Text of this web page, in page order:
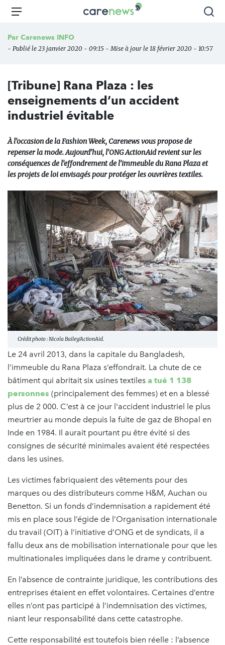
Aller
principal
Carenews,
des
l'engagement
Menu
Par Carenews INFO
- Publié le 23 janvier 2020 - 09:15 - Mise à jour le 18 février 2020 - 10:57
[Tribune] Rana Plaza : les
enseignements d’un accident
industriel évitable
À l’occasion de la Fashion Week, Carenews vous propose de
repenser la mode. Aujourd’hui, l’ONG ActionAid revient sur les
conséquences de l’effondrement de l’immeuble du Rana Plaza et
les projets de loi envisagés pour protéger les ouvrières textiles.
Crédit photo : Nicola Bailey/ActionAid.
Le 24 avril 2013, dans la capitale du Bangladesh,
l’immeuble du Rana Plaza s’effondrait. La chute de ce
bâtiment qui abritait six usines textiles a tué 1 138
personnes (principalement des femmes) et en a blessé
plus de 2 000. C’est à ce jour l'accident industriel le plus
meurtrier au monde depuis la fuite de gaz de Bhopal en
Inde en 1984. Il aurait pourtant pu être évité si des
consignes de sécurité minimales avaient été respectées
dans les usines.
Les victimes fabriquaient des vêtements pour des
marques ou des distributeurs comme H&M, Auchan ou
Benetton. Si un fonds d’indemnisation a rapidement été
mis en place sous l’égide de l’Organisation internationale
du travail (OIT) à l’initiative d’ONG et de syndicats, il a
fallu deux ans de mobilisation internationale pour que les
multinationales impliquées dans le drame y contribuent.
En l’absence de contrainte juridique, les contributions des
entreprises étaient en effet volontaires. Certaines d’entre
elles n’ont pas participé à l’indemnisation des victimes,
niant leur responsabilité dans cette catastrophe.
Cette responsabilité est toutefois bien réelle : l’absence